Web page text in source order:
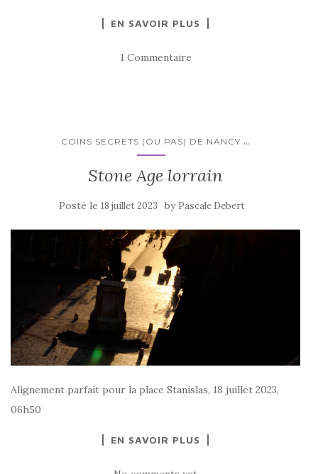
EN SAVOIR PLUS
1 Commentaire
COINS SECRETS (OU PAS) DE NANCY ...
Stone Age lorrain
Posté le 18 juillet 2023 by Pascale Debert
Alignement parfait pour la place Stanislas, 18 juillet 2023,
06h50
EN SAVOIR PLUS